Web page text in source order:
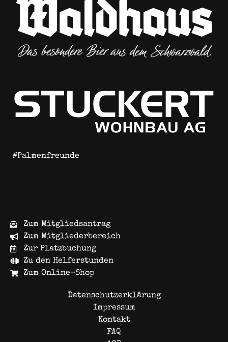
#Palmenfreunde
Zum Mitgliedsantrag
Zum Mitgliederbereich
Zur Platzbuchung
Zu den Helferstunden
Zum Online-Shop
Datenschutzerklärung
Impressum
Kontakt
FAQ